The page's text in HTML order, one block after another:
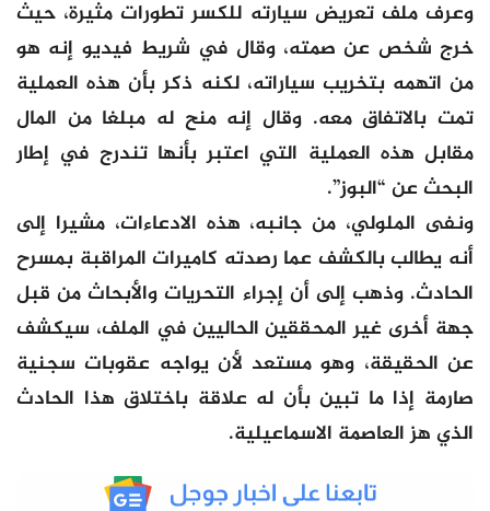
وعرف ملف تعريض سيارته للكسر تطورات مثيرة، حيث
خرج شخص عن صمته، وقال في شريط فيديو إنه هو
من اتهمه بتخريب سياراته، لكنه ذكر بأن هذه العملية
تمت بالاتفاق معه. وقال إنه منح له مبلغا من المال
مقابل هذه العملية التي اعتبر بأنها تندرج في إطار
البحث عن “البوز”.
ونفى الملولي، من جانبه، هذه الادعاءات، مشيرا إلى
أنه يطالب بالكشف عما رصدته كاميرات المراقبة بمسرح
الحادث. وذهب إلى أن إجراء التحريات والأبحاث من قبل
جهة أخرى غير المحققين الحاليين في الملف، سيكشف
عن الحقيقة، وهو مستعد لأن يواجه عقوبات سجنية
صارمة إذا ما تبين بأن له علاقة باختلاق هذا الحادث
الذي هز العاصمة الاسماعيلية.